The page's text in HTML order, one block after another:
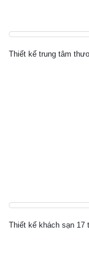
Thiết kế trung tâm
Thiết kế khách sạn 17